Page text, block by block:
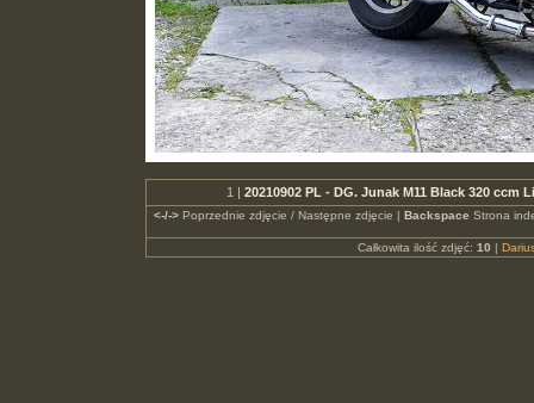
1 | 20210902 PL - DG. Junak M11 Black 320
<-/->Poprzednie zdjęcie / Następne zdjęcie | Backspace Strona
Całkowita ilość zdjęć: 10 |